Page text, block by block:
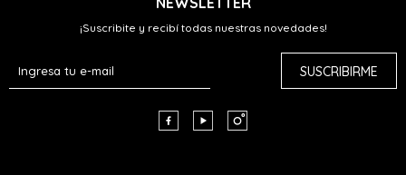
¡Suscribite y recibí todas nuestras novedades!
SUSCRIBIRME
  